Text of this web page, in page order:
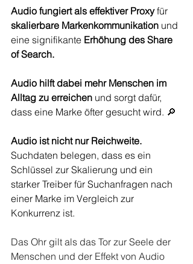
Audio fungiert als effektiver Proxy für
skalierbare Markenkommunikation und
eine signifikante Erhöhung des Share
of Search.
Audio hilft dabei mehr Menschen im
Alltag zu erreichen und sorgt dafür,
dass eine Marke öfter gesucht wird. 🔎
Audio ist nicht nur Reichweite.
Suchdaten belegen, dass es ein
Schlüssel zur Skalierung und ein
starker Treiber für Suchanfragen nach
einer Marke im Vergleich zur
Konkurrenz ist.
Das Ohr gilt als das Tor zur Seele der
Menschen und der Effekt von Audio